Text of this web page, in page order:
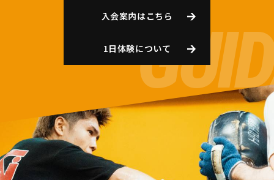
入会案内はこちら
1日体験について